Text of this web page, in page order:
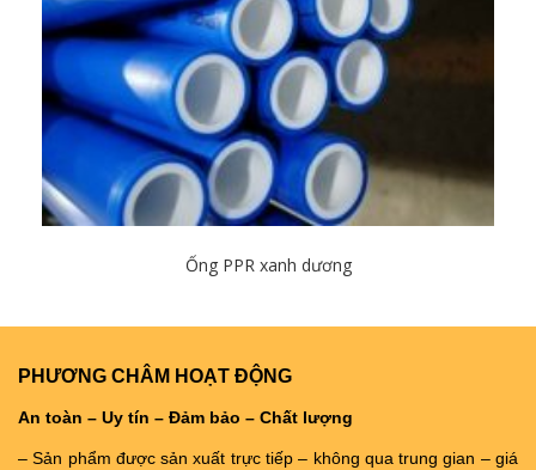
Ống PPR xanh dương
Chi tiết
PHƯƠNG CHÂM HOẠT ĐỘNG
An toàn – Uy tín – Đảm bảo – Chất lượng
– Sản phẩm được sản xuất trực tiếp – không qua trung gian – giá